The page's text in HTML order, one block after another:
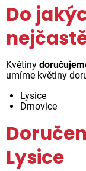
Do
Květiny
umíme květiny
Lysice
Drnovice
Lysice